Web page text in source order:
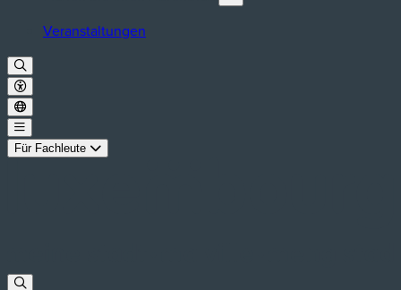
Veranstaltungen
Für Fachleute